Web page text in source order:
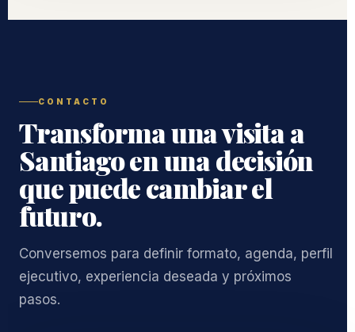
CONTACTO
Transforma una visita a
Santiago en una decisión
que puede cambiar el
futuro.
Conversemos para definir formato, agenda, perfil
ejecutivo, experiencia deseada y próximos
pasos.